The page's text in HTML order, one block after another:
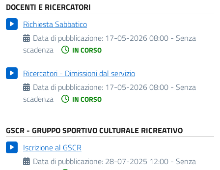
DOCENTI E RICERCATORI
Richiesta Sabbatico
Data di pubblicazione: 17-05-2026 08:00 - Senza
scadenza
IN CORSO
Ricercatori - Dimissioni dal servizio
Data di pubblicazione: 17-05-2026 08:00 - Senza
scadenza
IN CORSO
GSCR - GRUPPO SPORTIVO CULTURALE RICREATIVO
Iscrizione al GSCR
Data di pubblicazione: 28-07-2025 12:00 - Senza